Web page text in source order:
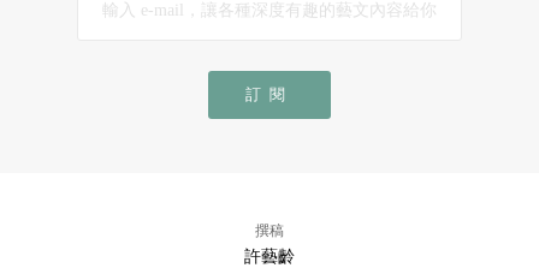
訂閱
撰稿
許藝齡